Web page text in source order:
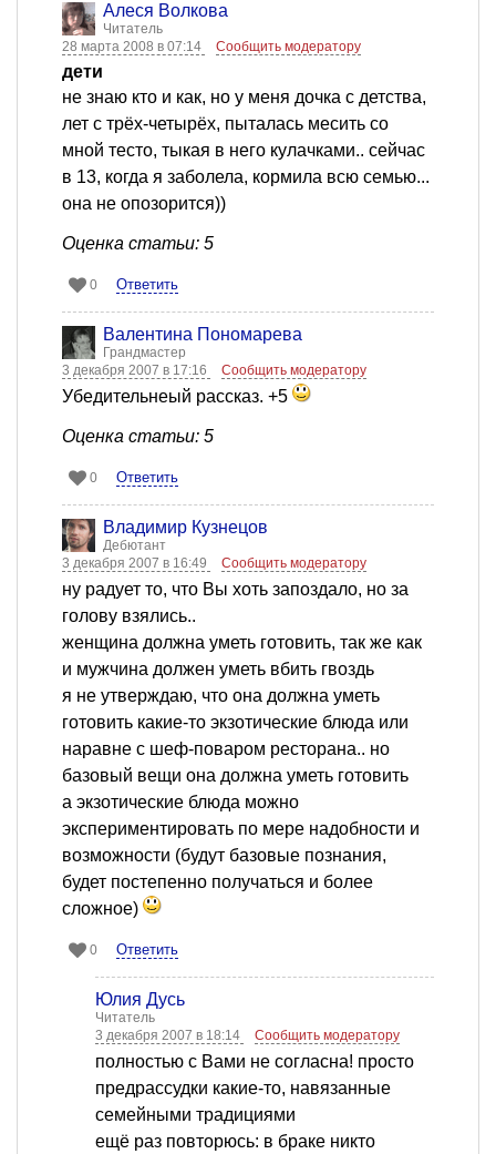
Алеся Волкова
Читатель
28 марта 2008 в 07:14
Сообщить модератору
дети
не знаю кто и как, но у меня дочка с детства,
лет с трёх-четырёх, пыталась месить со
мной тесто, тыкая в него кулачками.. сейчас
в 13, когда я заболела, кормила всю семью...
она не опозорится))
Оценка статьи: 5
0 Ответить
Валентина Пономарева
Грандмастер
3 декабря 2007 в 17:16
Сообщить модератору
Убедительнеый рассказ. +5
Оценка статьи: 5
0 Ответить
Владимир Кузнецов
Дебютант
3 декабря 2007 в 16:49
Сообщить модератору
ну радует то, что Вы хоть запоздало, но за
голову взялись..
женщина должна уметь готовить, так же как
и мужчина должен уметь вбить гвоздь
я не утверждаю, что она должна уметь
готовить какие-то экзотические блюда или
наравне с шеф-поваром ресторана.. но
базовый вещи она должна уметь готовить
а экзотические блюда можно
экспериментировать по мере надобности и
возможности (будут базовые познания,
будет постепенно получаться и более
сложное)
0 Ответить
Юлия Дусь
Читатель
3 декабря 2007 в 18:14
Сообщить модератору
полностью с Вами не согласна! просто
предрассудки какие-то, навязанные
семейными традициями
ещё раз повторюсь: в браке никто